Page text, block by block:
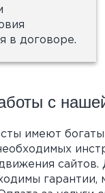
в договоре.
с
имеют
сайтов.
гарантии,